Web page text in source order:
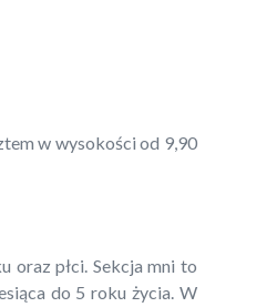
w wysokości od 9,90
oraz płci. Sekcja mni to
do 5 roku życia. W